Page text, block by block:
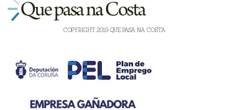
COPYRIGHT 2019 QUE PASA NA COSTA